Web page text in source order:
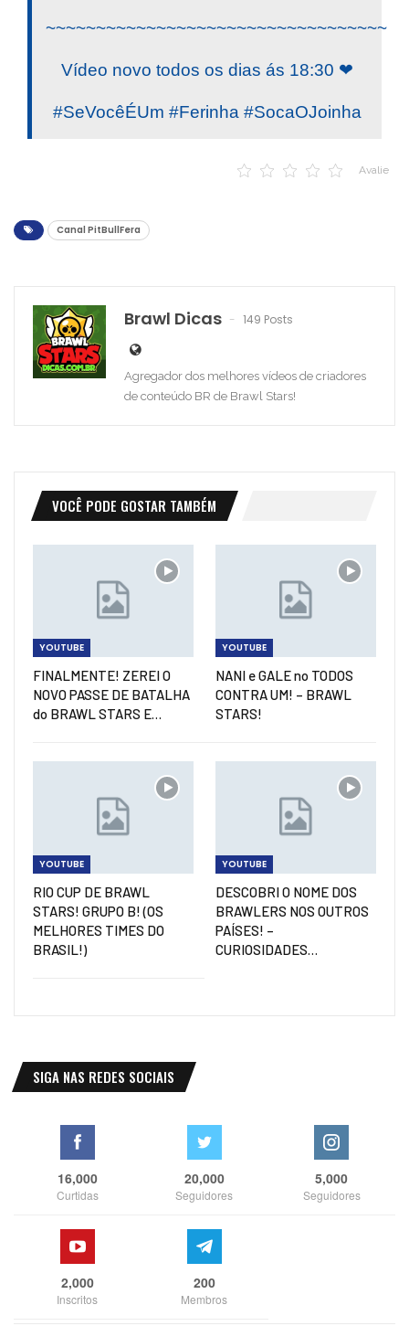
~~~~~~~~~~~~~~~~~~~~~~~~~~~~~~~~~~
Vídeo novo todos os dias ás 18:30 ❤
#SeVocêÉUm #Ferinha #SocaOJoinha
Avalie
Canal PitBullFera
Brawl Dicas 149 Posts
Agregador dos melhores vídeos de criadores
de conteúdo BR de Brawl Stars!
VOCÊ PODE GOSTAR TAMBÉM
YOUTUBE
FINALMENTE! ZEREI O
NOVO PASSE DE BATALHA
do BRAWL STARS E…
YOUTUBE
NANI e GALE no TODOS
CONTRA UM! – BRAWL
STARS!
YOUTUBE
RIO CUP DE BRAWL
STARS! GRUPO B! (OS
MELHORES TIMES DO
BRASIL!)
YOUTUBE
DESCOBRI O NOME DOS
BRAWLERS NOS OUTROS
PAÍSES! –
CURIOSIDADES…
SIGA NAS REDES SOCIAIS
16,000
Curtidas
20,000
Seguidores
5,000
Seguidores
2,000
Inscritos
200
Membros